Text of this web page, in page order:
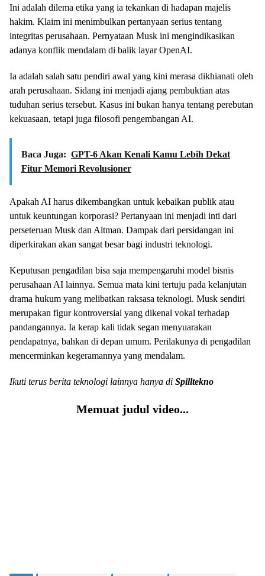
Ini adalah dilema etika yang ia tekankan di hadapan majelis
hakim. Klaim ini menimbulkan pertanyaan serius tentang
integritas perusahaan. Pernyataan Musk ini mengindikasikan
adanya konflik mendalam di balik layar OpenAI.
Ia adalah salah satu pendiri awal yang kini merasa dikhianati oleh
arah perusahaan. Sidang ini menjadi ajang pembuktian atas
tuduhan serius tersebut. Kasus ini bukan hanya tentang perebutan
kekuasaan, tetapi juga filosofi pengembangan AI.
Baca Juga: GPT-6 Akan Kenali Kamu Lebih Dekat
Fitur Memori Revolusioner
Apakah AI harus dikembangkan untuk kebaikan publik atau
untuk keuntungan korporasi? Pertanyaan ini menjadi inti dari
perseteruan Musk dan Altman. Dampak dari persidangan ini
diperkirakan akan sangat besar bagi industri teknologi.
Keputusan pengadilan bisa saja mempengaruhi model bisnis
perusahaan AI lainnya. Semua mata kini tertuju pada kelanjutan
drama hukum yang melibatkan raksasa teknologi. Musk sendiri
merupakan figur kontroversial yang dikenal vokal terhadap
pandangannya. Ia kerap kali tidak segan menyuarakan
pendapatnya, bahkan di depan umum. Perilakunya di pengadilan
mencerminkan kegeramannya yang mendalam.
Ikuti terus berita teknologi lainnya hanya di Spilltekno
Memuat judul video...